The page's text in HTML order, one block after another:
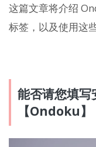
这篇文章将介绍
标签，以及使用这
能否请您填写
【Ondoku】